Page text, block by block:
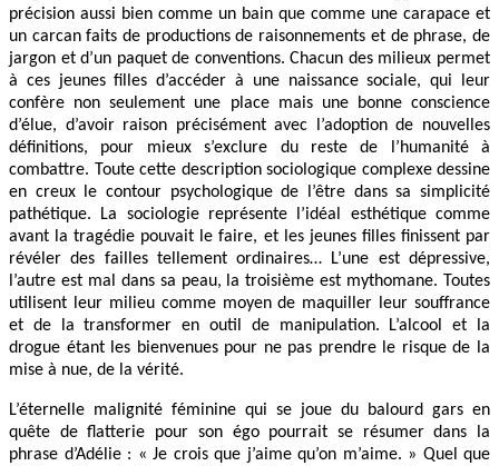
précision aussi bien comme un bain que comme une carapace et
un carcan faits de productions de raisonnements et de phrase, de
jargon et d’un paquet de conventions. Chacun des milieux permet
à ces jeunes filles d’accéder à une naissance sociale, qui leur
confère non seulement une place mais une bonne conscience
d’élue, d’avoir raison précisément avec l’adoption de nouvelles
définitions, pour mieux s’exclure du reste de l’humanité à
combattre. Toute cette description sociologique complexe dessine
en creux le contour psychologique de l’être dans sa simplicité
pathétique. La sociologie représente l’idéal esthétique comme
avant la tragédie pouvait le faire, et les jeunes filles finissent par
révéler des failles tellement ordinaires… L’une est dépressive,
l’autre est mal dans sa peau, la troisième est mythomane. Toutes
utilisent leur milieu comme moyen de maquiller leur souffrance
et de la transformer en outil de manipulation. L’alcool et la
drogue étant les bienvenues pour ne pas prendre le risque de la
mise à nue, de la vérité.
L’éternelle malignité féminine qui se joue du balourd gars en
quête de flatterie pour son égo pourrait se résumer dans la
phrase d’Adélie : « Je crois que j’aime qu’on m’aime. » Quel que